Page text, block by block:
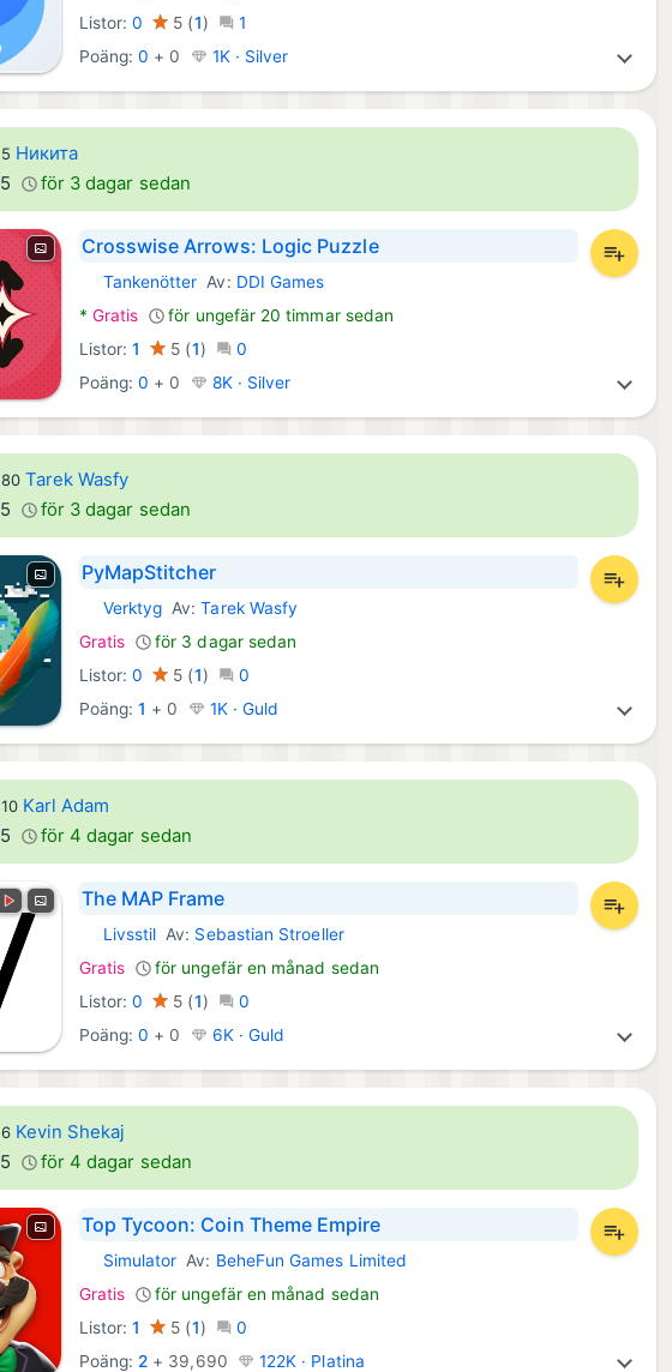
Listor:0 5 (1)
1
Poäng: 0 + 0 1K · Silver
5 Никита
5
för 3 dagar sedan
Crosswise Arrows: Logic Puzzle
Android Spel:
Tankenötter Av: DDI Games
* Gratis
för ungefär 20 timmar sedan
Listor:1 5 (1)
0
Poäng: 0 + 0 8K · Silver
80 Tarek Wasfy
5
för 3 dagar sedan
PyMapStitcher
Android Appar:
Verktyg Av:Tarek Wasfy
Gratis
för 3 dagar sedan
Listor:0 5 (1)
0
Poäng: 1 + 0 1K · Guld
10 Karl Adam
5
för 4 dagar sedan
The MAP Frame
Android Appar:
Livsstil Av: Sebastian Stroeller
Gratis
för ungefär en månad sedan
Listor:0 5 (1)
0
Poäng: 0 + 0 6K · Guld
6 Kevin Shekaj
5
för 4 dagar sedan
Top Tycoon: Coin Theme Empire
iOS Spel:
Simulator Av: BeheFun Games Limited
Gratis
för ungefär en månad sedan
Listor:1 5 (1)
0
Poäng: 2 + 39,690 122K · Platina